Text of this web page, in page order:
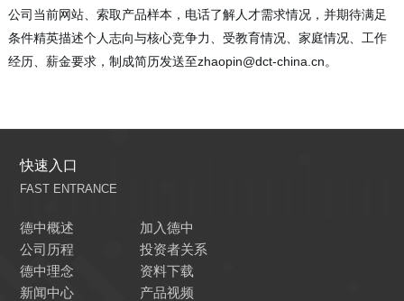
公司当前网站、索取产品样本，电话了解人才需求情况，并期待满足
条件精英描述个人志向与核心竞争力、受教育情况、家庭情况、工作
经历、薪金要求，制成简历发送至zhaopin@dct-china.cn。
快速入口
FAST ENTRANCE
德中概述
公司历程
德中理念
新闻中心
加入德中
投资者关系
资料下载
产品视频